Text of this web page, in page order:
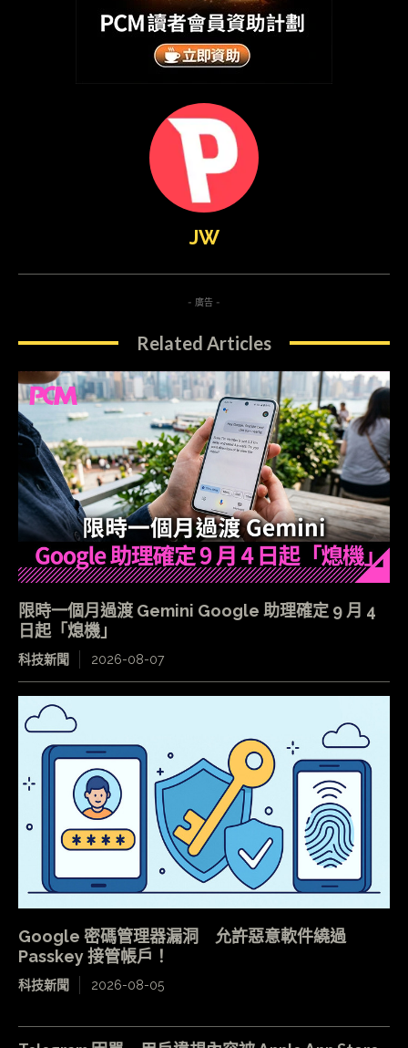
JW
- 廣告 -
Related Articles
限時一個月過渡 Gemini Google 助理確定 9 月 4
日起「熄機」
科技新聞 2026-08-07
Google 密碼管理器漏洞 允許惡意軟件繞過
Passkey 接管帳戶！
科技新聞 2026-08-05